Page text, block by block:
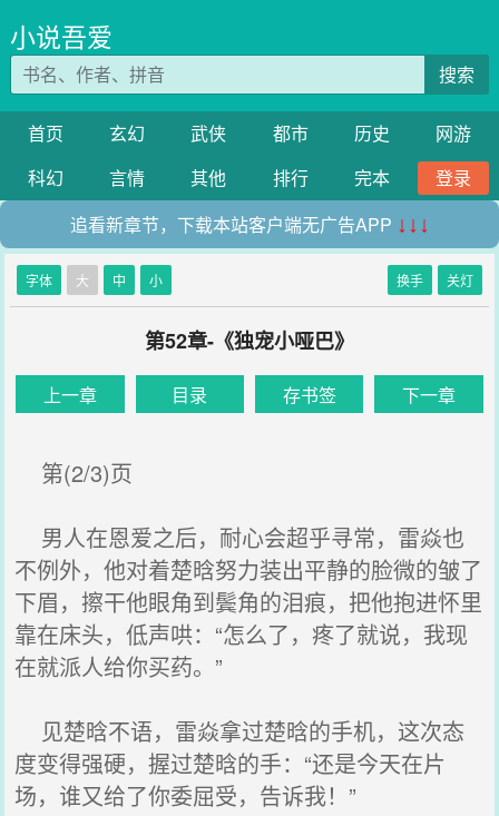
小说吾爱
搜索
首页 玄幻 武侠 都市 历史
网游
科幻
言情 其他 排行 完本
登录
追看新章节，下载本站客户端无广告APP ↓↓↓
字体 大 中 小 换手 关灯
第52章-《独宠小哑巴》
上一章 目录 存书签 下一章
第(2/3)页
男人在恩爱之后，耐心会超乎寻常，雷焱也
不例外，他对着楚晗努力装出平静的脸微的皱了
下眉，擦干他眼角到鬓角的泪痕，把他抱进怀里
靠在床头，低声哄：“怎么了，疼了就说，我现
在就派人给你买药。”
见楚晗不语，雷焱拿过楚晗的手机，这次态
度变得强硬，握过楚晗的手：“还是今天在片
场，谁又给了你委屈受，告诉我！”